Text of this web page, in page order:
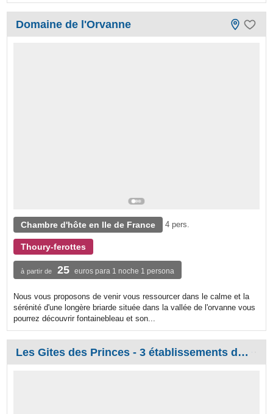
Domaine de l'Orvanne
Chambre d'hôte en Ile de France 4 pers.
Thoury-ferottes
à partir de 25 euros para 1 noche 1 persona
Nous vous proposons de venir vous ressourcer dans le calme et la
sérénité d'une longère briarde située dans la vallée de l'orvanne vous
pourrez découvrir fontainebleau et son...
Les Gites des Princes - 3 établissements de qualité au Coeur de la Plaine de Versailles - 1à40personnes possible - Semaine WEEK-END ou Day-use - Proxi.VERSAILLES- sejour courte et moyenne durée